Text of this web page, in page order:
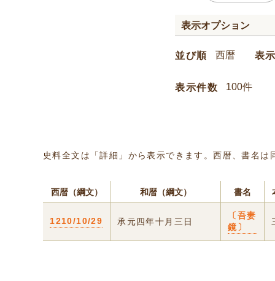
表示オプション
並び順 表
表示件数
史料全文は「詳細」から表示できます。西暦、書名
西暦（綱文） 和暦（綱文） 書名
1210/10/29 承元四年十月三日
〔吾妻
鏡〕